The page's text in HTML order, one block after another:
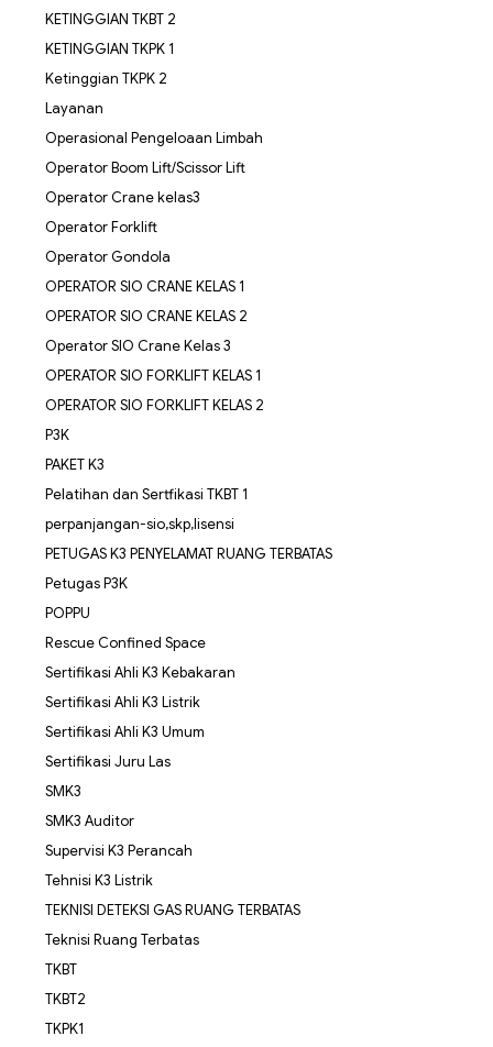
KETINGGIAN TKBT 2
KETINGGIAN TKPK 1
Ketinggian TKPK 2
Layanan
Operasional Pengeloaan Limbah
Operator Boom Lift/Scissor Lift
Operator Crane kelas3
Operator Forklift
Operator Gondola
OPERATOR SIO CRANE KELAS 1
OPERATOR SIO CRANE KELAS 2
Operator SIO Crane Kelas 3
OPERATOR SIO FORKLIFT KELAS 1
OPERATOR SIO FORKLIFT KELAS 2
P3K
PAKET K3
Pelatihan dan Sertfikasi TKBT 1
perpanjangan-sio,skp,lisensi
PETUGAS K3 PENYELAMAT RUANG TERBATAS
Petugas P3K
POPPU
Rescue Confined Space
Sertifikasi Ahli K3 Kebakaran
Sertifikasi Ahli K3 Listrik
Sertifikasi Ahli K3 Umum
Sertifikasi Juru Las
SMK3
SMK3 Auditor
Supervisi K3 Perancah
Tehnisi K3 Listrik
TEKNISI DETEKSI GAS RUANG TERBATAS
Teknisi Ruang Terbatas
TKBT
TKBT2
TKPK1